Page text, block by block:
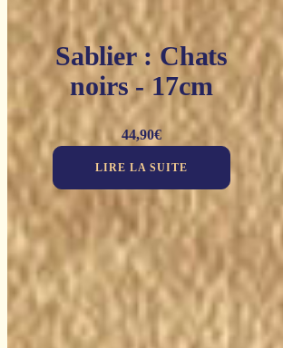
Sablier : Chats
noirs - 17cm
44,90€
LIRE LA SUITE